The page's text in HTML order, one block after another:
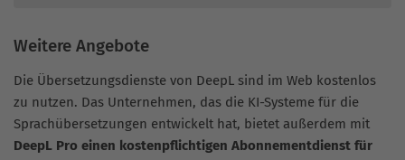
Weitere Angebote
Die Übersetzungsdienste von DeepL sind im Web kostenlos
zu nutzen. Das Unternehmen, das die KI-Systeme für die
Sprachübersetzungen entwickelt hat, bietet außerdem mit
DeepL Pro einen kostenpflichtigen Abonnementdienst für